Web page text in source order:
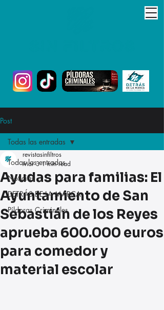
Post
Todas las entradas
Noticias
DETRÁS DE LA MARCA
Píldoras Criminales
Todas las entradas
Ayudas para familias: El
Ayuntamiento de San
Sebastián de los Reyes
aprueba 600.000 euros
para comedor y
material escolar
revistasinfiltros
Mar 3 1 min read